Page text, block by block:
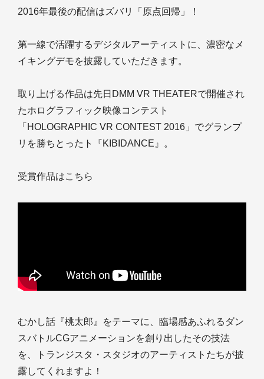
2016年最後の配信はズバリ「原点回帰」！
第一線で活躍するデジタルアーティストに、濃密なメ
イキングデモを披露していただきます。
取り上げる作品は先日DMM VR THEATERで開催され
たホログラフィック映像コンテスト
「HOLOGRAPHIC VR CONTEST 2016」でグランプ
リを勝ちとったト『KIBIDANCE』。
受賞作品はこちら
むかし話『桃太郎』をテーマに、臨場感あふれるダン
スバトルCGアニメーションを創り出したその技法
を、トランジスタ・スタジオのアーティストたちが披
露してくれますよ！